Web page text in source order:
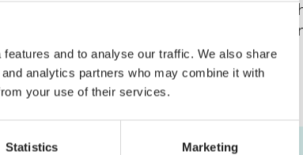
and to analyse our traffic. We also share
analytics partners who may combine it with
your use of their services.
Statistics Marketing
Karl und mischt den Haushalt Breuer/
es diese fünf Menschen schaffen, ihr
noch glücklich zu werden?